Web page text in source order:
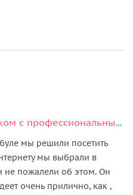
Дворец Долмабахче Пешком с профессиональным Гидом
мы решили посетить
мы выбрали в
не пожалели об этом. Он
очень прилично, как ,